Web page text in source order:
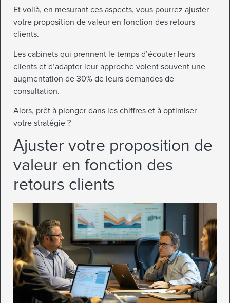
Et voilà, en mesurant ces aspects, vous pourrez ajuster
votre proposition de valeur en fonction des retours
clients.
Les cabinets qui prennent le temps d’écouter leurs
clients et d’adapter leur approche voient souvent une
augmentation de 30% de leurs demandes de
consultation.
Alors, prêt à plonger dans les chiffres et à optimiser
votre stratégie ?
Ajuster votre proposition de
valeur en fonction des
retours clients